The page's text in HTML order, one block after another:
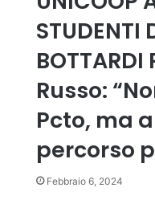
STUDENTI
Russo:
Pcto, ma
percorso
Febbraio 6, 2024